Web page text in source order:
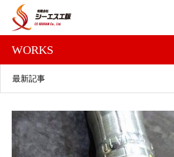
WORKS
最新記事